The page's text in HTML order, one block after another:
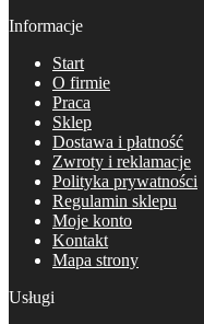
Informacje
Start
O firmie
Praca
Sklep
Dostawa i płatność
Zwroty i reklamacje
Polityka prywatności
Regulamin sklepu
Moje konto
Kontakt
Mapa strony
Usługi